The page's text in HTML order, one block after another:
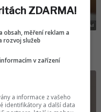
ZDARMA!
obsah, měření reklam a
rozvoj služeb
v zařízení
a informace z vašeho
identifikátory a další data